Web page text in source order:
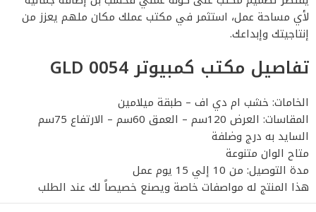
لأي مساحة عمل، استثمر في مكتب عملك مكان ملهم يعزز من
إنتاجيتك وإبداعك.
تفاصيل مكتب كمبيوتر GLD 0054
الخامات: خشب ام دي اف – طبقة ميلامين
المقاسات: العرض 120سم – العمق 60سم – الارتفاع 75سم
السايد به درج وضلفة
متاح الوان متنوعة
مدة التوصيل: من 10 إلي 15 يوم عمل
هذا المنتج له مواصفات خاصة ويصنع خصيصاً لك عند الطلب